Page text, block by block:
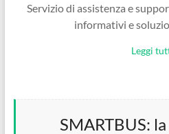
Servizio di assistenza e
informativi e
Leggi
SMARTBUS: